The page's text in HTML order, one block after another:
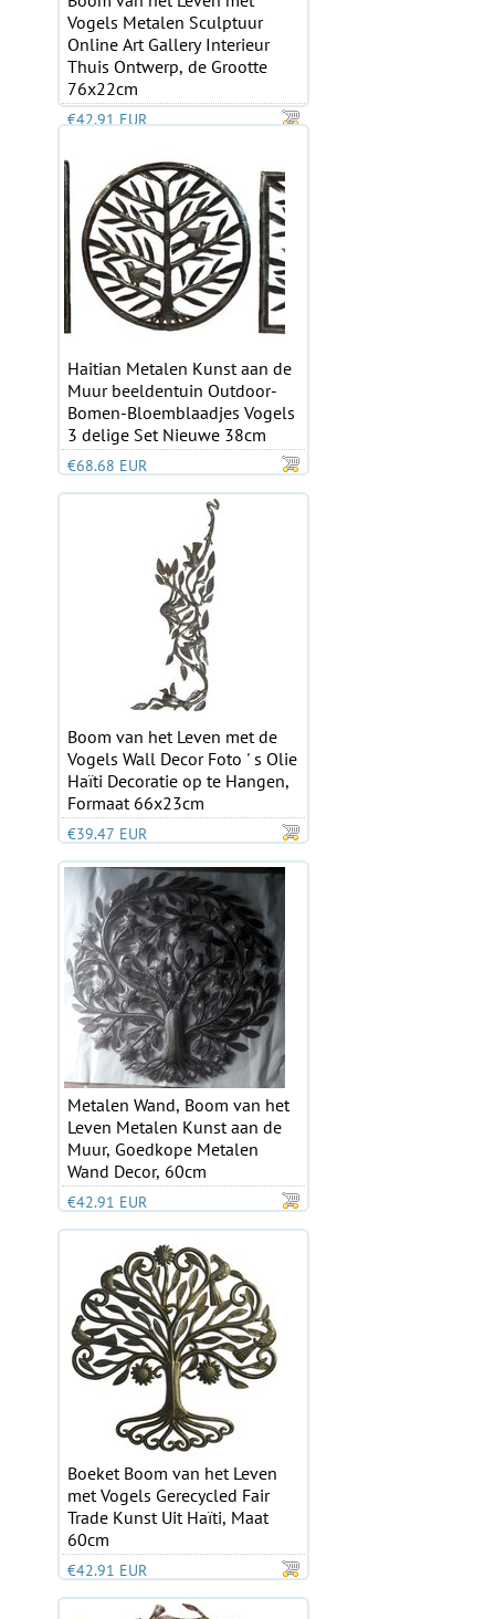
Vogels Metalen Sculptuur
Online Art Gallery Interieur
Thuis Ontwerp, de Grootte
76x22cm
€42.91 EUR
Haitian Metalen Kunst aan de
Muur beeldentuin Outdoor-
Bomen-Bloemblaadjes Vogels
3 delige Set Nieuwe 38cm
€68.68 EUR
Boom van het Leven met de
Vogels Wall Decor Foto ' s Olie
Haïti Decoratie op te Hangen,
Formaat 66x23cm
€39.47 EUR
Metalen Wand, Boom van het
Leven Metalen Kunst aan de
Muur, Goedkope Metalen
Wand Decor, 60cm
€42.91 EUR
Boeket Boom van het Leven
met Vogels Gerecycled Fair
Trade Kunst Uit Haïti, Maat
60cm
€42.91 EUR